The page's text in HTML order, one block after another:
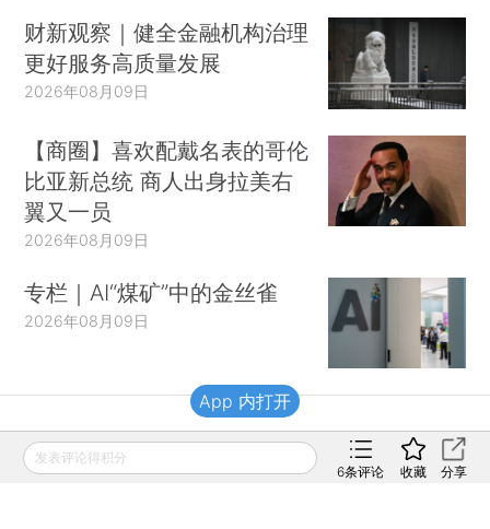
财新观察｜健全金融机构治理
更好服务高质量发展
2026年08月09日
【商圈】喜欢配戴名表的哥伦
比亚新总统 商人出身拉美右
翼又一员
2026年08月09日
专栏｜AI“煤矿”中的金丝雀
2026年08月09日
财新移动
发表评论得积分
6条评论 收藏 分享
App 内打开